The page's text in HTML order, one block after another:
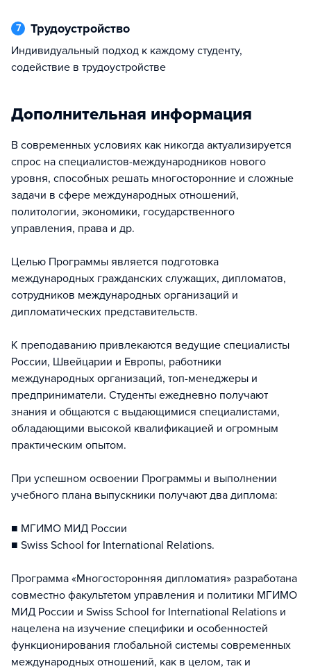
7 Трудоустройство
Индивидуальный подход к каждому студенту,
содействие в трудоустройстве
Дополнительная информация
В современных условиях как никогда актуализируется
спрос на специалистов-международников нового
уровня, способных решать многосторонние и сложные
задачи в сфере международных отношений,
политологии, экономики, государственного
управления, права и др.
Целью Программы является подготовка
международных гражданских служащих, дипломатов,
сотрудников международных организаций и
дипломатических представительств.
К преподаванию привлекаются ведущие специалисты
России, Швейцарии и Европы, работники
международных организаций, топ-менеджеры и
предприниматели. Студенты ежедневно получают
знания и общаются с выдающимися специалистами,
обладающими высокой квалификацией и огромным
практическим опытом.
При успешном освоении Программы и выполнении
учебного плана выпускники получают два диплома:
■ МГИМО МИД России
■ Swiss School for International Relations.
Программа «Многосторонняя дипломатия» разработана
совместно факультетом управления и политики МГИМО
МИД России и Swiss School for International Relations и
нацелена на изучение специфики и особенностей
функционирования глобальной системы современных
международных отношений, как в целом, так и